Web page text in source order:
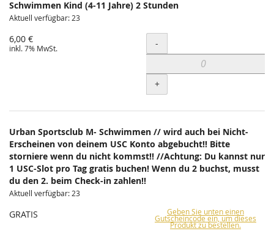
Schwimmen Kind (4-11 Jahre) 2 Stunden
Aktuell verfügbar: 23
6,00 €
inkl. 7% MwSt. Menge
-
+
Urban Sportsclub M- Schwimmen // wird auch bei Nicht-
Erscheinen von deinem USC Konto abgebucht!! Bitte
storniere wenn du nicht kommst!! //Achtung: Du kannst nur
1 USC-Slot pro Tag gratis buchen! Wenn du 2 buchst, musst
du den 2. beim Check-in zahlen!!
Aktuell verfügbar: 23
GRATIS Geben Sie unten einen
Gutscheincode ein, um dieses
Produkt zu bestellen.